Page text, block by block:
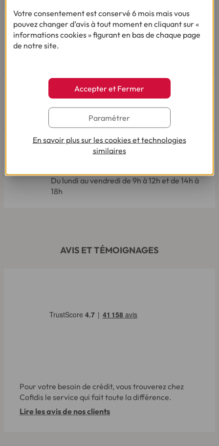
Par téléphone
Du lundi au vendredi de 8h00 à 19h00
Le samedi de 8h00 à 14h00.
03 28 09 21 18
Par mail
Vous êtes sourd ou malentendant
Du lundi au vendredi de 9h à 12h et de 14h à
18h
AVIS ET TÉMOIGNAGES
Pour votre besoin de crédit, vous trouverez chez
Cofidis le service qui fait toute la différence.
Lire les avis de nos clients
Votre consentement est conservé 6 mois mais vous
pouvez changer d’avis à tout moment en cliquant sur «
informations cookies » figurant en bas de chaque page
de notre site.
Accepter et Fermer
Paramétrer
En savoir plus sur les cookies et technologies
similaires